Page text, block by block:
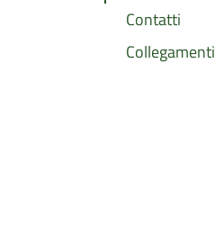
Contatti
Collegamenti